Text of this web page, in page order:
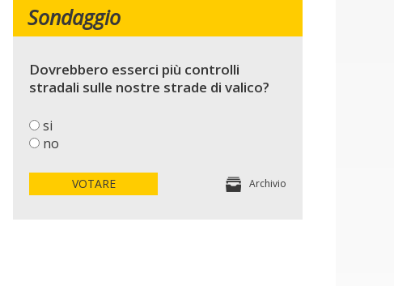
Sondaggio
Dovrebbero esserci più controlli
stradali sulle nostre strade di valico?
si
no
VOTARE Archivio